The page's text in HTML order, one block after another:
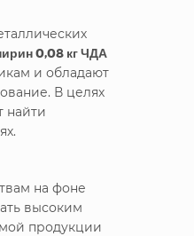
0,08 кг ЧДА
и обладают
В целях
найти
на фоне
высоким
продукции